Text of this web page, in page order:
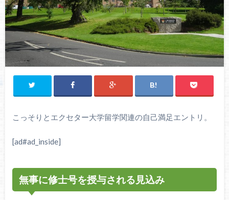
こっそりとエクセター大学留学関連の自己満足エントリ。
[ad#ad_inside]
無事に修士号を授与される見込み